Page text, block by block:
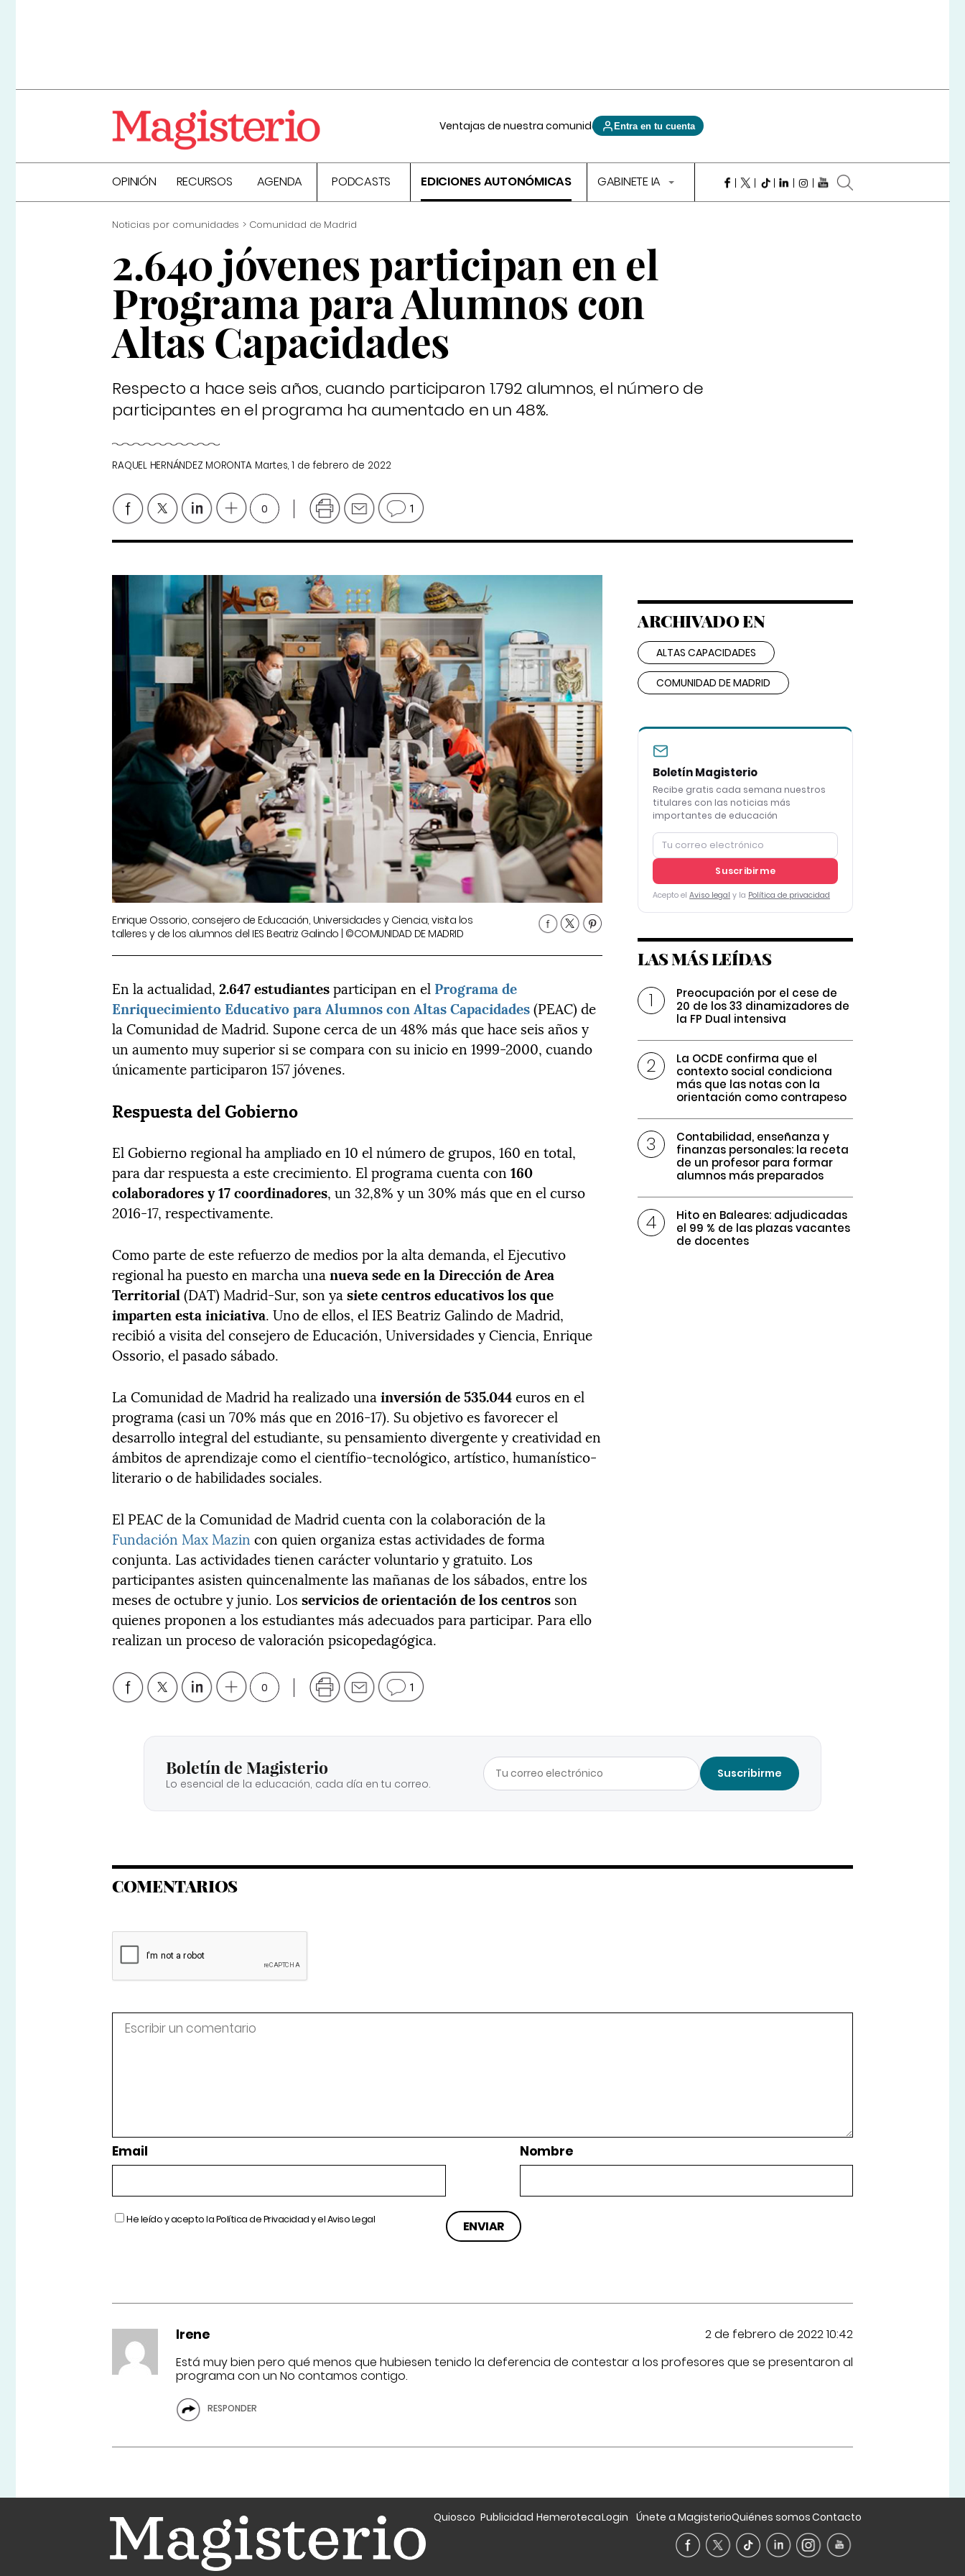
Ventajas de nuestra comunidad Entra en tu cuenta
OPINIÓN RECURSOS AGENDA PODCASTS EDICIONES AUTONÓMICAS GABINETE IA
Noticias por comunidades Comunidad de Madrid
2.640 jóvenes participan en el
Programa para Alumnos con
Altas Capacidades
Respecto a hace seis años, cuando participaron 1.792 alumnos, el número de
participantes en el programa ha aumentado en un 48%.
RAQUEL HERNÁNDEZ MORONTA Martes, 1 de febrero de 2022
0 1
Enrique Ossorio, consejero de Educación, Universidades y Ciencia, visita los
talleres y de los alumnos del IES Beatriz Galindo | ©COMUNIDAD DE MADRID
En la actualidad, 2.647 estudiantesparticipan en el Programa de
Enriquecimiento Educativo para Alumnos con Altas Capacidades(PEAC) de
la Comunidad de Madrid. Supone cerca de un 48% más que hace seis años y
un aumento muy superior si se compara con su inicio en 1999-2000, cuando
únicamente participaron 157 jóvenes.
Respuesta del Gobierno
El Gobierno regional ha ampliado en 10 el número de grupos, 160 en total,
para dar respuesta a este crecimiento. El programa cuenta con160
colaboradores y 17 coordinadores, un 32,8% y un 30% más que en el curso
2016-17, respectivamente.
Como parte de este refuerzo de medios por la alta demanda, el Ejecutivo
regional ha puesto en marcha unanueva sede en la Dirección de Area
Territorial(DAT) Madrid-Sur, son yasiete centros educativos los que
imparten esta iniciativa. Uno de ellos, el IES Beatriz Galindo de Madrid,
recibió a visita del consejero de Educación, Universidades y Ciencia, Enrique
Ossorio, el pasado sábado.
La Comunidad de Madrid ha realizado unainversión de 535.044euros en el
programa (casi un 70% más que en 2016-17). Su objetivo es favorecer el
desarrollo integral del estudiante, su pensamiento divergente y creatividad en
ámbitos de aprendizaje como el científio-tecnológico, artístico, humanístico-
literario o de habilidades sociales.
El PEAC de la Comunidad de Madrid cuenta con la colaboración de la
Fundación Max Mazin con quien organiza estas actividades de forma
conjunta. Las actividades tienen carácter voluntario y gratuito. Los
participantes asisten quincenalmente las mañanas de los sábados, entre los
meses de octubre y junio. Losservicios de orientación de los centros son
quienes proponen a los estudiantes más adecuados para participar. Para ello
realizan un proceso de valoración psicopedagógica.
0 1
ARCHIVADO EN
ALTAS CAPACIDADES
COMUNIDAD DE MADRID
Boletín Magisterio
Recibe gratis cada semana nuestros
titulares con las noticias más
importantes de educación
Suscribirme
Acepto el Aviso legal y la Política de privacidad
LAS MÁS LEÍDAS
Preocupación por el cese de
20 de los 33 dinamizadores de
la FP Dual intensiva
La OCDE confirma que el
contexto social condiciona
más que las notas con la
orientación como contrapeso
Contabilidad, enseñanza y
finanzas personales: la receta
de un profesor para formar
alumnos más preparados
Hito en Baleares: adjudicadas
el 99 % de las plazas vacantes
de docentes
Boletín de Magisterio
Lo esencial de la educación, cada día en tu correo.
Suscribirme
COMENTARIOS
Email Nombre
He leído y acepto laPolítica de Privacidady elAviso Legal
Irene
2 de febrero de 2022 10:42
Está muy bien pero qué menos que hubiesen tenido la deferencia de contestar a los profesores que se presentaron al
programa con un No contamos contigo.
RESPONDER
Quiosco Publicidad HemerotecaLogin Únete a MagisterioQuiénes somosContacto